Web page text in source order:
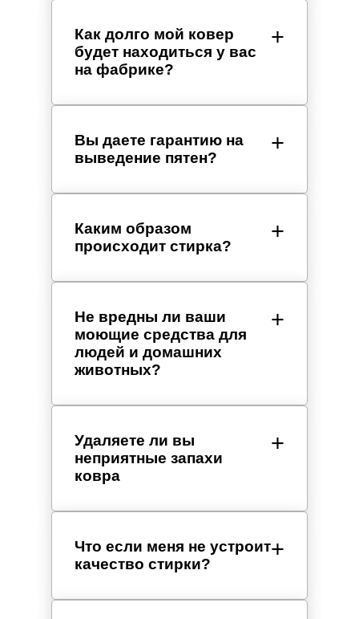
Как долго мой ковер
будет находиться у вас
на фабрике?
Вы даете гарантию на
выведение пятен?
Каким образом
происходит стирка?
Не вредны ли ваши
моющие средства для
людей и домашних
животных?
Удаляете ли вы
неприятные запахи
ковра
Что если меня не устроит
качество стирки?